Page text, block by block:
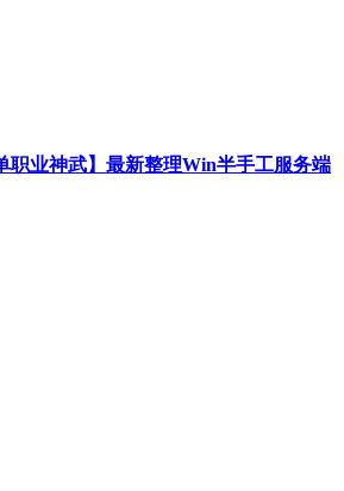
职业神武】最新整理Win半手工服务端